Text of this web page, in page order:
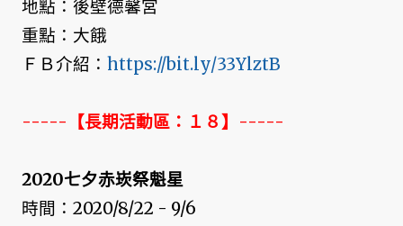
地點：後壁德馨宮
重點：大餓
ＦＢ介紹： https://bit.ly/33YlztB
-----【長期活動區：１８】-----
2020七夕赤崁祭魁星
時間：2020/8/22 - 9/6